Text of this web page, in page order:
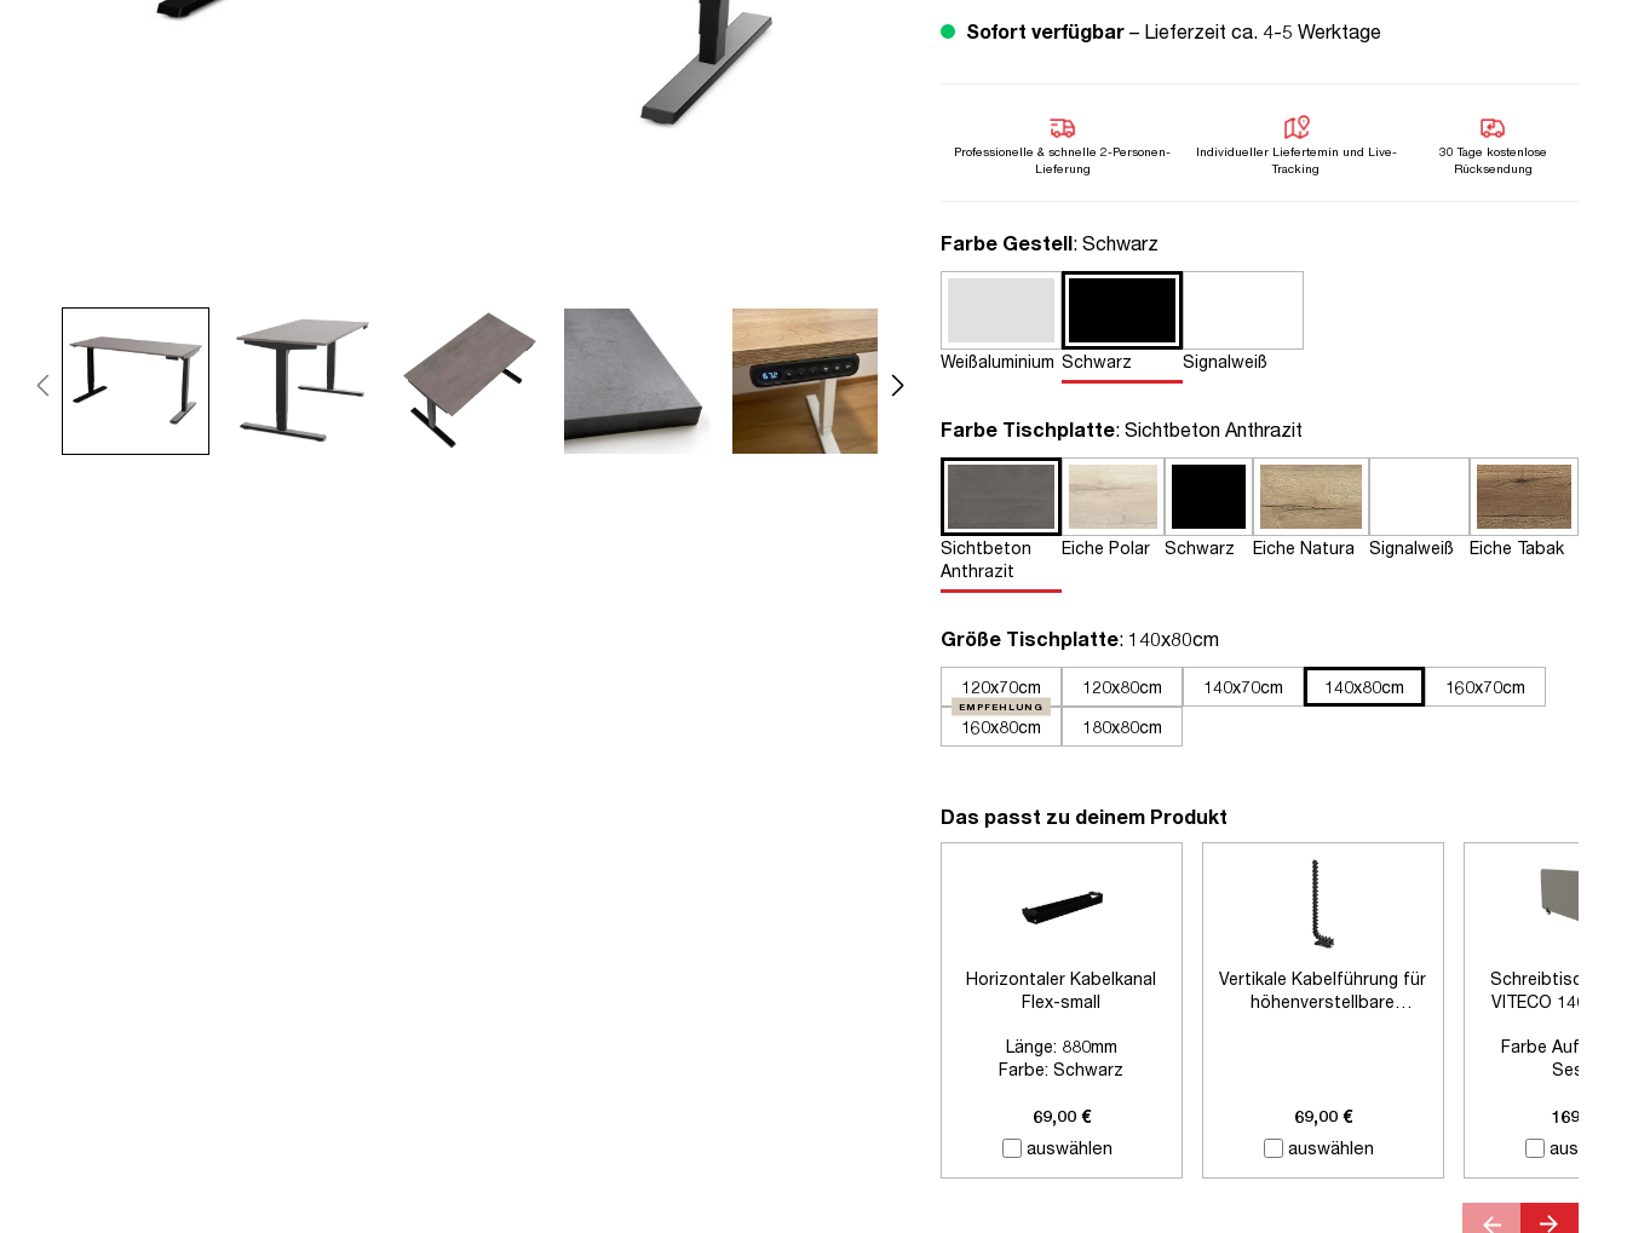
Sofort verfügbar– Lieferzeit ca. 4-5 Werktage
Professionelle & schnelle 2-Personen-
Lieferung
Individueller Liefertemin und Live-
Tracking
30 Tage kostenlose
Rücksendung
Farbe Gestellauswählen
: Schwarz
Weißaluminium Schwarz Signalweiß
Farbe Tischplatteauswählen
: Sichtbeton Anthrazit
Sichtbeton
Anthrazit
Eiche Polar Schwarz Eiche Natura Signalweiß Eiche Tabak
Größe Tischplatteauswählen
: 140x80cm
120x70cm 120x80cm 140x70cm 140x80cm
160x70cm
160x80cm
EMPFEHLUNG
180x80cm
Das passt zu deinem Produkt
auswählen
Horizontaler Kabelkanal
Flex-small
Länge: 880mm
Farbe:Schwarz
69,00 €
auswählen
Vertikale Kabelführung für
höhenverstellbare
69,00 €
VITECO 140cm
Farbe
Sesame
Länge:
169,00 €